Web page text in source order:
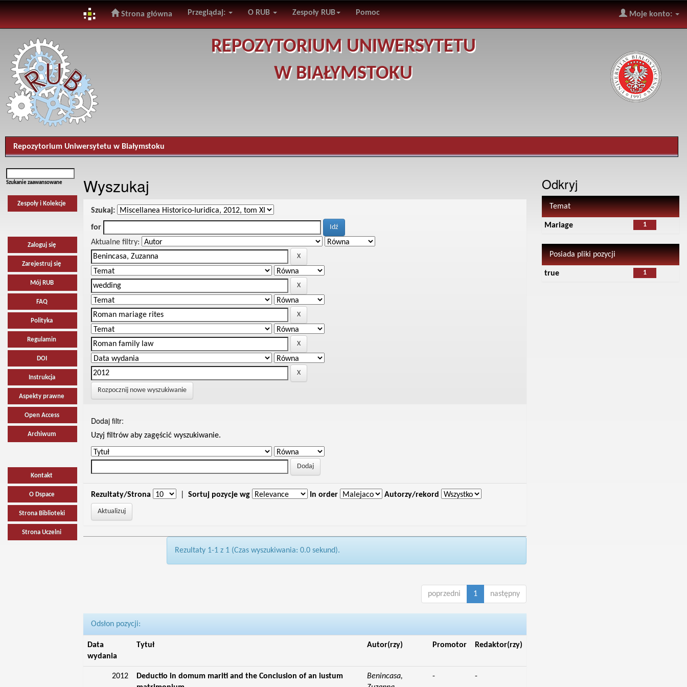
navigation
Strona główna Przeglądaj: O RUB Zespoły RUB Pomoc Moje konto:
REPOZYTORIUM UNIWERSYTETU
W BIAŁYMSTOKU
Repozytorium Uniwersytetu w Białymstoku
Szukanie zaawansowane
Zespoły i Kolekcje
Zaloguj się
Zarejestruj się
Mój RUB
FAQ
Polityka
Regulamin
DOI
Instrukcja
Aspekty prawne
Open Access
Archiwum
Kontakt
O Dspace
Strona Biblioteki
Strona Uczelni
Wyszukaj
Szukaj:
for
Aktualne filtry:
Rozpocznij nowe wyszukiwanie
Dodaj filtr:
Uzyj filtrów aby zagęścić wyszukiwanie.
Rezultaty/Strona Sortuj pozycje wg In order Autorzy/rekord
Rezultaty 1-1 z 1 (Czas wyszukiwania: 0.0 sekund).
poprzedni 1 następny
Odsłon pozycji:
Data
wydania
Tytuł Autor(rzy) Promotor Redaktor(rzy)
2012
Deductio in domum mariti and the Conclusion of an iustum
Benincasa,
- -
Odkryj
Temat
1
Mariage
Posiada pliki pozycji
1
true